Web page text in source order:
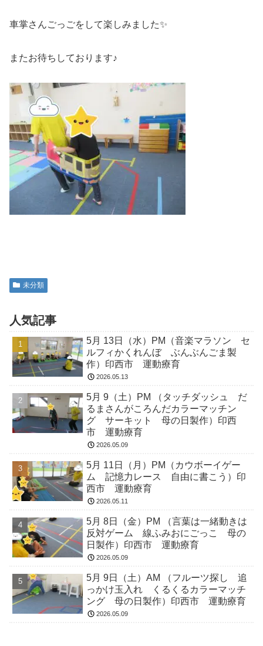
車掌さんごっごをして楽しみました✨
またお待ちしております♪
未分類
人気記事
5月 13日（水）PM（音楽マラソン セ
ルフィかくれんぼ ぶんぶんごま製
作）印西市 運動療育
2026.05.13
5月 9（土）PM （タッチダッシュ だ
るまさんがころんだカラーマッチン
グ サーキット 母の日製作）印西
市 運動療育
2026.05.09
5月 11日（月）PM（カウボーイゲー
ム 記憶力レース 自由に書こう）印
西市 運動療育
2026.05.11
5月 8日（金）PM （言葉は一緒動きは
反対ゲーム 線ふみおにごっこ 母の
日製作）印西市 運動療育
2026.05.09
5月 9日（土）AM （フルーツ探し 追
っかけ玉入れ くるくるカラーマッチ
ング 母の日製作）印西市 運動療育
2026.05.09